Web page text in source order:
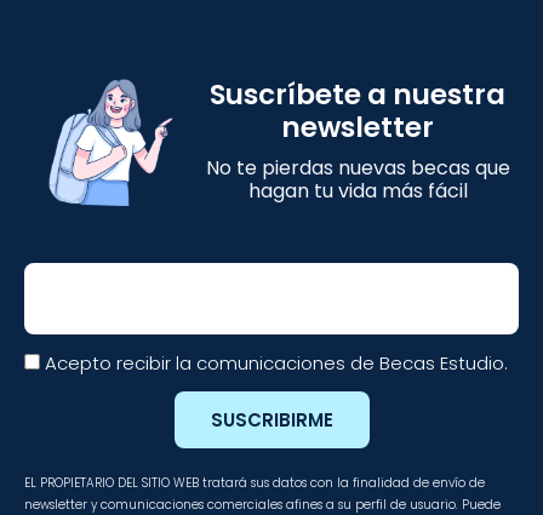
Suscríbete a nuestra
newsletter
No te pierdas nuevas becas que
hagan tu vida más fácil
Email
Acepto recibir la comunicaciones de Becas Estudio.
SUSCRIBIRME
EL PROPIETARIO DEL SITIO WEB tratará sus datos con la finalidad de envío de
newsletter y comunicaciones comerciales afines a su perfil de usuario. Puede